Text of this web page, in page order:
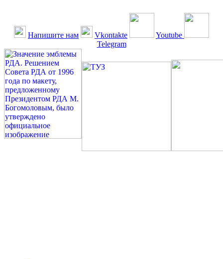
Напишите нам Vkontakte
Youtube
Telegram